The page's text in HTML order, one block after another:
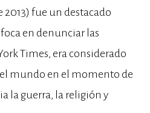
2013) fue un destacado
en denunciar las
Times, era considerado
mundo en el momento de
la guerra, la religión y